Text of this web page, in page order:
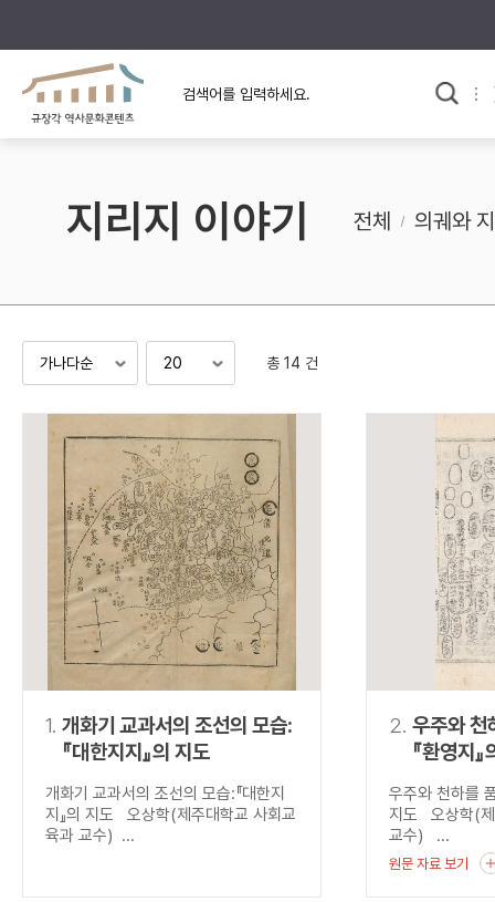
규장각의 어제와 오늘
규장각 소개영상
사료와 문학으로 본
고대
고려
조선 후기
검색 연산자 사용안내
연산자
AND 정조 AND 정약용
“정조”와 “정약
OR 정조 OR 정약용 “정조” 또는 “
NOT 정조 NOT 정약용
“정조”가 나온
료를 검색
동시에 여러 개의 연산자를 사용할 수 있습니다.
지리지 이야기 전체 의궤와
총 14 건
1. 개화기 교과서의 조선의 모습:
『대한지지』의 지도
개화기 교과서의 조선의 모습:『대한지
지』의 지도 오상학(제주대학교 사회교
육과 교수) ...
2. 우주와 천
『환영지
우주와 천하를
지도 오상학(제
교수) ...
원문 자료 보기